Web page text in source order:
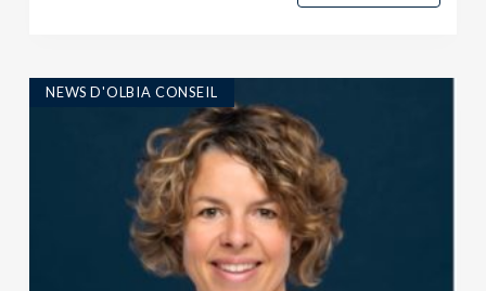
NEWS D'OLBIA CONSEIL